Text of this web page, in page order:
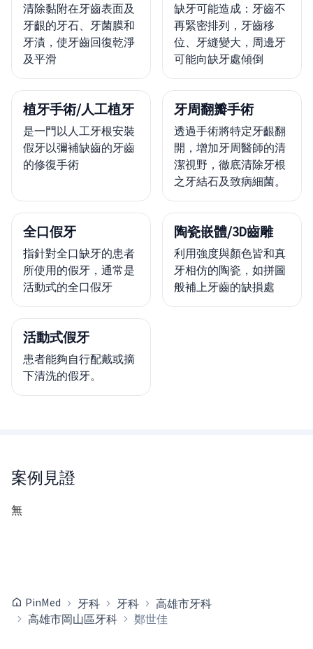
清除黏附在牙齒表面及
牙齦的牙石、牙菌膜和
牙漬，使牙齒回復乾淨
及平滑
缺牙可能造成：牙齒不
再緊密排列，牙齒移
位、牙縫變大，周邊牙
可能向缺牙處傾倒
植牙手術/人工植牙
是一門以人工牙根安裝
假牙以彌補缺齒的牙齒
的修復手術
牙周翻瓣手術
透過手術將特定牙齦翻
開，增加牙周醫師的清
潔視野，徹底清除牙根
之牙結石及致病細菌。
全口假牙
指針對全口缺牙的患者
所使用的假牙，通常是
活動式的全口假牙
陶瓷嵌體/3D齒雕
利用強度與顏色皆和真
牙相仿的陶瓷，如拼圖
般補上牙齒的缺損處
活動式假牙
患者能夠自行配戴或摘
下清洗的假牙。
案例見證
無
PinMed 牙科 牙科
高雄市牙科
高雄市岡山區牙科
鄭世佳